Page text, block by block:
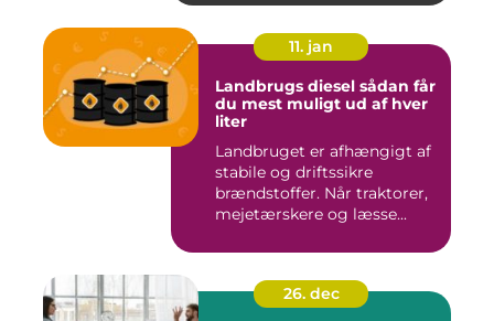
11. jan
Landbrugs diesel sådan får
du mest muligt ud af hver
liter
Landbruget er afhængigt af
stabile og driftssikre
brændstoffer. Når traktorer,
mejetærskere og læsse...
26. dec